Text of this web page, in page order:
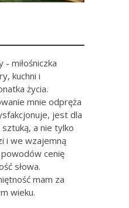
- miłośniczka
kuchni i
życia.
mnie odpręża
jest dla
sztuką, a nie tylko
i we wzajemną
cenię
słowa.
mam za
wieku.